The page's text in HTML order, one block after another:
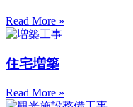
Read More »
住宅増築
Read More »